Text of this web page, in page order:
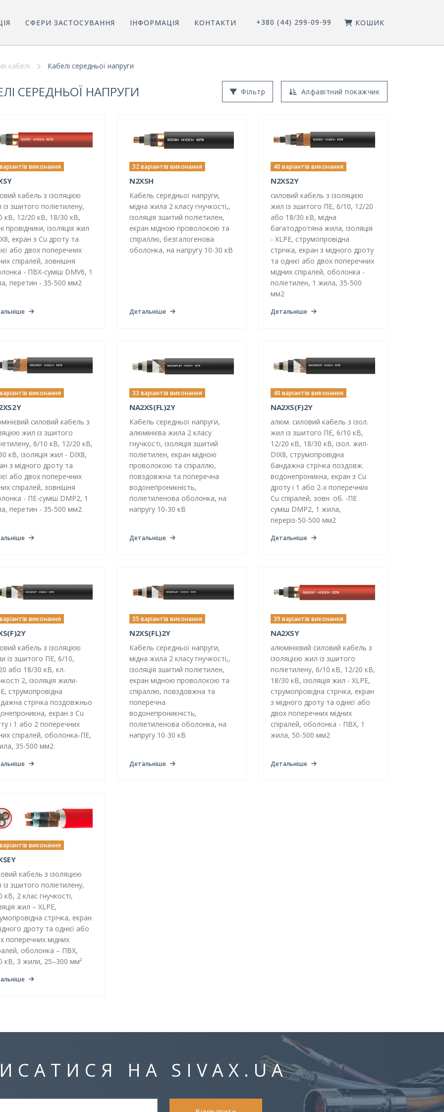
СФЕРИ ЗАСТОСУВАННЯ ІНФОРМАЦІЯ КОНТАКТИ +380 (44) 299-09-99 КОШИК
кабелі Кабелі середньої напруги
СЕРЕДНЬОЇ НАПРУГИ Фільтр Алфавітний покажчик
виконання
кабель з ізоляцією
зшитого поліетилену,
кВ, 12/20 кВ, 18/30 кВ,
провідники, ізоляція жил
екран з Cu дроту та
або двох поперечних
спіралей, зовнішня
- ПВХ-суміш DMV6, 1
перетин - 35-500 мм2
32 варіантів виконання
N2XSH
Кабель середньої напруги,
мідна жила 2 класу гнучкості,,
ізоляція зшитий поліетилен,
екран мідною проволокою та
спіраллю, безгалогенова
оболонка, на напругу 10-30 кВ
Детальніше
40 варіантів виконання
N2XS2Y
силовий кабель з ізоляцією
жил із зшитого ПЕ, 6/10, 12/20
або 18/30 кВ, мідна
багатодротяна жила, ізоляція
- XLPE, струмопровідна
стрічка, екран з мідного дроту
та однієї або двох поперечних
мідних спіралей, оболонка -
поліетилен, 1 жила, 35-500
мм2
Детальніше
виконання
силовий кабель з
жил із зшитого
6/10 кВ, 12/20 кВ,
кВ, ізоляція жил - DIX8,
з мідного дроту та
або двох поперечних
спіралей, зовнішня
- ПЕ-суміш DMP2, 1
перетин - 35-500 мм2
33 варіантів виконання
NA2XS(FL)2Y
Кабель середньої напруги,
алюмінієва жила 2 класу
гнучкості, ізоляція зшитий
поліетилен, екран мідною
проволокою та спіраллю,
повздовжна та поперечна
водонепроникність,
поліетиленова оболонка, на
напругу 10-30 кВ
Детальніше
40 варіантів виконання
NA2XS(F)2Y
алюм. силовий кабель з ізол.
жил із зшитого ПЕ, 6/10 кВ,
12/20 кВ, 18/30 кВ, ізол. жил-
DIX8, струмопровідна
бандажна стрічка поздовж.
водонепроникна, екран з Cu
дроту і 1 або 2-х поперечних
Cu спіралей, зовн. об. -ПЕ
суміш DMP2, 1 жила,
переріз-50-500 мм2
Детальніше
виконання
кабель з ізоляцією
із зшитого ПЕ, 6/10,
або 18/30 кВ, кл.
2, ізоляція жили-
струмопровідна
стрічка поздовжньо
екран з Cu
і 1 або 2 поперечних
спіралей, оболонка-ПЕ,
35-500 мм2
35 варіантів виконання
N2XS(FL)2Y
Кабель середньої напруги,
мідна жила 2 класу гнучкості,,
ізоляція зшитий поліетилен,
екран мідною проволокою та
спіраллю, повздовжна та
поперечна
водонепроникність,
поліетиленова оболонка, на
напругу 10-30 кВ
Детальніше
39 варіантів виконання
NA2XSY
алюмінієвий силовий кабель з
ізоляцією жил із зшитого
поліетилену, 6/10 кВ, 12/20 кВ,
18/30 кВ, ізоляція жил - XLPE,
струмопровідна стрічка, екран
з мідного дроту та однієї або
двох поперечних мідних
спіралей, оболонка - ПВХ, 1
жила, 50-500 мм2
Детальніше
виконання
кабель з ізоляцією
зшитого поліетилену,
кВ, 2 клас гнучкості,
жил – XLPE,
стрічка, екран
дроту та однієї або
поперечних мідних
оболонка – ПВХ,
кВ, 3 жили, 25–300 мм²
НА SIVAX.UA